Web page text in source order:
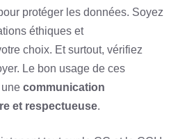
protéger les données. Soyez
éthiques et
choix. Et surtout, vérifiez
Le bon usage de ces
communication
et respectueuse.